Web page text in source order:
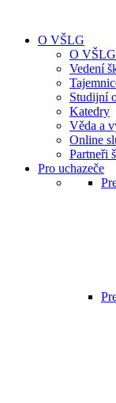
O VŠLG
O VŠLG
Vedení
Studijní
Katedry
Věda a
Online
Partneři
Pro uchazeče